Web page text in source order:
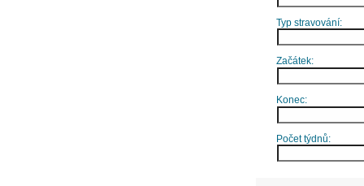
Typ stravování:
Začátek:
Konec:
Počet týdnů: